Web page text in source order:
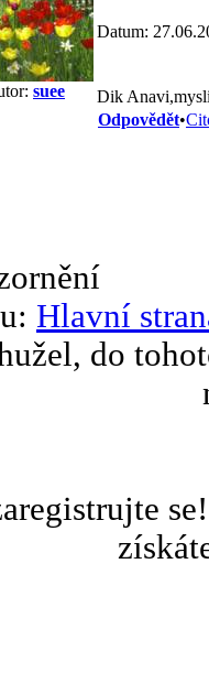
suee
Datum:
Dik
Odpovědět•
Hlavní
do